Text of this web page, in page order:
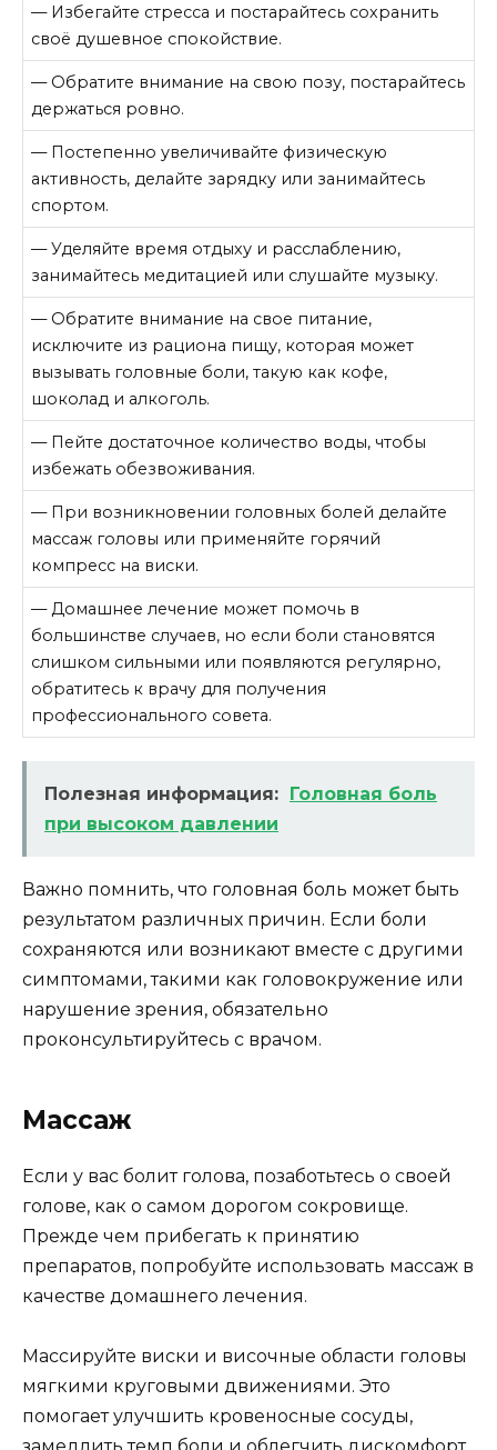
— Избегайте стресса и постарайтесь сохранить
своё душевное спокойствие.
— Обратите внимание на свою позу, постарайтесь
держаться ровно.
— Постепенно увеличивайте физическую
активность, делайте зарядку или занимайтесь
спортом.
— Уделяйте время отдыху и расслаблению,
занимайтесь медитацией или слушайте музыку.
— Обратите внимание на свое питание,
исключите из рациона пищу, которая может
вызывать головные боли, такую как кофе,
шоколад и алкоголь.
— Пейте достаточное количество воды, чтобы
избежать обезвоживания.
— При возникновении головных болей делайте
массаж головы или применяйте горячий
компресс на виски.
— Домашнее лечение может помочь в
большинстве случаев, но если боли становятся
слишком сильными или появляются регулярно,
обратитесь к врачу для получения
профессионального совета.
Полезная информация:
Головная боль
при высоком давлении
Важно помнить, что головная боль может быть
результатом различных причин. Если боли
сохраняются или возникают вместе с другими
симптомами, такими как головокружение или
нарушение зрения, обязательно
проконсультируйтесь с врачом.
Массаж
Если у вас болит голова, позаботьтесь о своей
голове, как о самом дорогом сокровище.
Прежде чем прибегать к принятию
препаратов, попробуйте использовать массаж в
качестве домашнего лечения.
Массируйте виски и височные области головы
мягкими круговыми движениями. Это
помогает улучшить кровеносные сосуды,